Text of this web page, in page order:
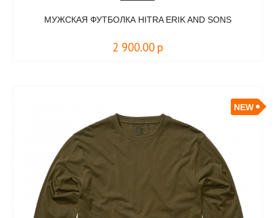
МУЖСКАЯ ФУТБОЛКА HITRA ERIK AND SONS
2 900.00 р
NEW